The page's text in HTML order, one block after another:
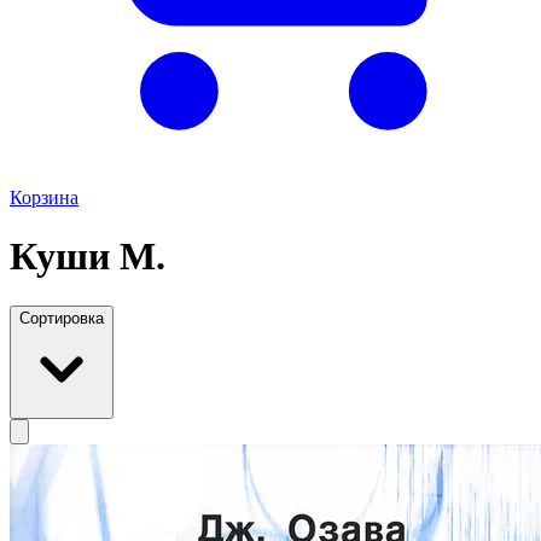
Корзина
Куши М.
Сортировка